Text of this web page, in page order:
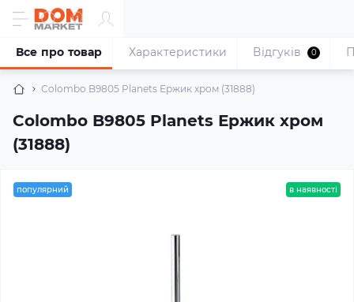
Colombo B9805 Planets Ержик хром (31888)
Colombo B9805 Planets Ержик хром
(31888)
Все про товар Характеристики Відгуків 0
популярний в наявності